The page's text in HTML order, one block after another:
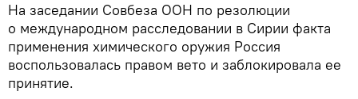
На заседании Совбеза ООН по резолюции
о международном расследовании в Сирии факта
применения химического оружия Россия
воспользовалась правом вето и заблокировала ее
принятие.